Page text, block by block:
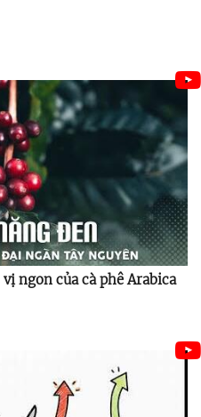
ngon của cà phê Arabica